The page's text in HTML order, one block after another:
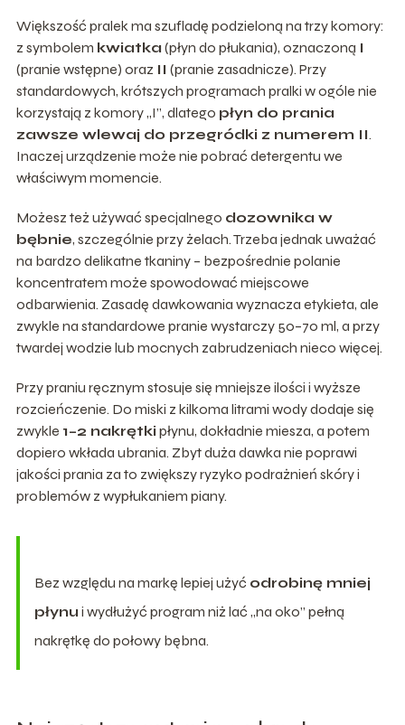
Większość pralek ma szufladę podzieloną na trzy komory:
z symbolem kwiatka (płyn do płukania), oznaczoną I
(pranie wstępne) oraz II (pranie zasadnicze). Przy
standardowych, krótszych programach pralki w ogóle nie
korzystają z komory „I”, dlatego płyn do prania
zawsze wlewaj do przegródki z numerem II.
Inaczej urządzenie może nie pobrać detergentu we
właściwym momencie.
Możesz też używać specjalnego dozownika w
bębnie, szczególnie przy żelach. Trzeba jednak uważać
na bardzo delikatne tkaniny – bezpośrednie polanie
koncentratem może spowodować miejscowe
odbarwienia. Zasadę dawkowania wyznacza etykieta, ale
zwykle na standardowe pranie wystarczy 50–70 ml, a przy
twardej wodzie lub mocnych zabrudzeniach nieco więcej.
Przy praniu ręcznym stosuje się mniejsze ilości i wyższe
rozcieńczenie. Do miski z kilkoma litrami wody dodaje się
zwykle 1–2 nakrętki płynu, dokładnie miesza, a potem
dopiero wkłada ubrania. Zbyt duża dawka nie poprawi
jakości prania za to zwiększy ryzyko podrażnień skóry i
problemów z wypłukaniem piany.
Bez względu na markę lepiej użyć odrobinę mniej
płynu i wydłużyć program niż lać „na oko” pełną
nakrętkę do połowy bębna.